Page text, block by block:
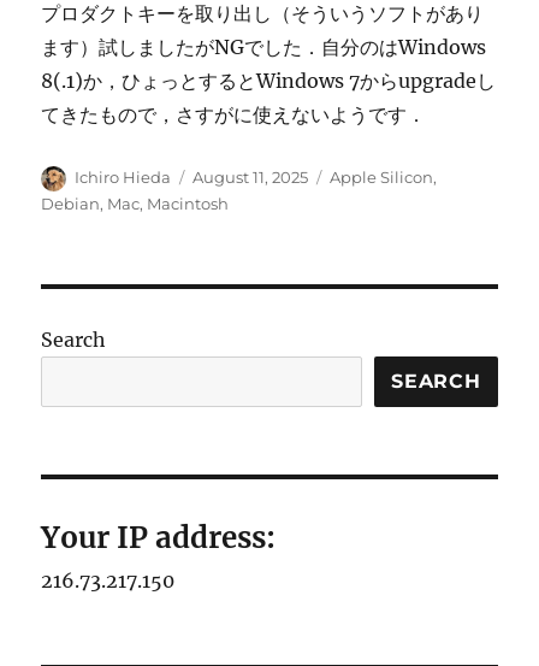
プロダクトキーを取り出し（そういうソフトがあり
ます）試しましたがNGでした．自分のはWindows
8(.1)か，ひょっとするとWindows 7からupgradeし
てきたもので，さすがに使えないようです．
Author
Ichiro Hieda
Posted
on
August 11, 2025 Categories
Apple Silicon,
Debian, Mac, Macintosh
Search
SEARCH
Your IP address:
216.73.217.150